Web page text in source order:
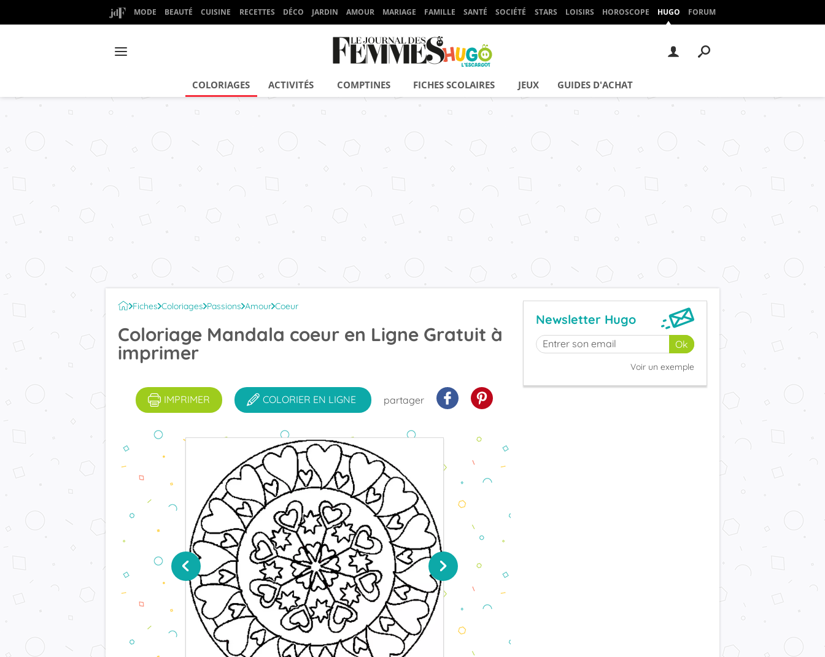
MODE BEAUTÉ CUISINE RECETTES DÉCO JARDIN AMOUR MARIAGE FAMILLE SANTÉ SOCIÉTÉ STARS LOISIRS HOROSCOPE HUGO FORUM
COLORIAGES ACTIVITÉS COMPTINES FICHES SCOLAIRES JEUX GUIDES D'ACHAT
Fiches Coloriages Passions Amour Coeur
Coloriage Mandala coeur en Ligne Gratuit à
imprimer
IMPRIMER COLORIER EN LIGNE partager
Newsletter Hugo
Voir un exemple